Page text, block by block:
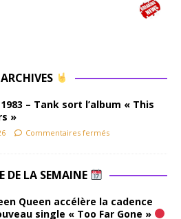
ARCHIVES
1983 – Tank sort l’album « This
»
Commentaires fermés
DE LA SEMAINE
Queen accélère la cadence
single « Too Far Gone »